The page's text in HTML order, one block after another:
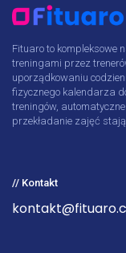
Fituaro to kompleksowe
treningami przez
uporządkowaniu
fizycznego kalendarza
treningów,
przekładanie zajęć
// Kontakt